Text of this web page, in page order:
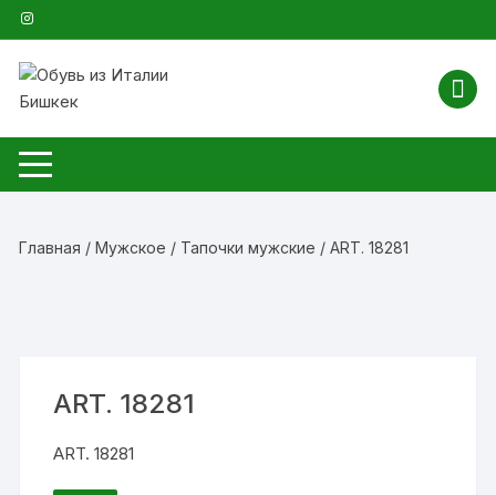
Перейти
к
содержимому
Главная /Мужское / Тапочки мужские / ART. 18281
ART. 18281
ART. 18281